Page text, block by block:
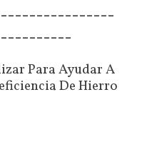
Para Ayudar A
De Hierro